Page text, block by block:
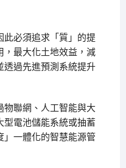
必須追求「質」的提
，最大化土地效益，減
透過先進預測系統提升
物聯網、人工智能與大
電池儲能系統或抽蓄
」一體化的智慧能源管